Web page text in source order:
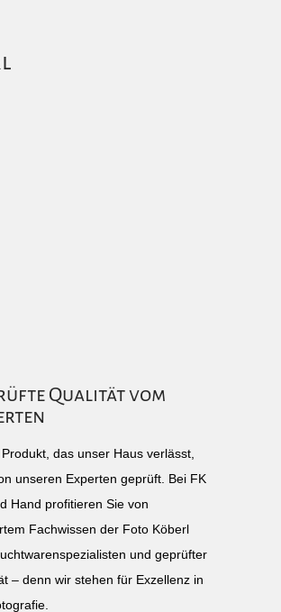
Qualität vom
das unser Haus verlässt,
unseren Experten geprüft. Bei FK
Hand profitieren Sie von
Fachwissen der Foto Köberl
und geprüfter
– denn wir stehen für Exzellenz in